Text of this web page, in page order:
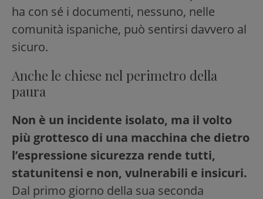
ha con sé i documenti, nessuno, nelle
comunità ispaniche, può sentirsi davvero al
sicuro.
Anche le chiese nel perimetro della
paura
Non è un incidente isolato, ma il volto
più grottesco di una macchina che dietro
l’espressione sicurezza rende tutti,
statunitensi e non, vulnerabili e insicuri.
Dal primo giorno della sua seconda